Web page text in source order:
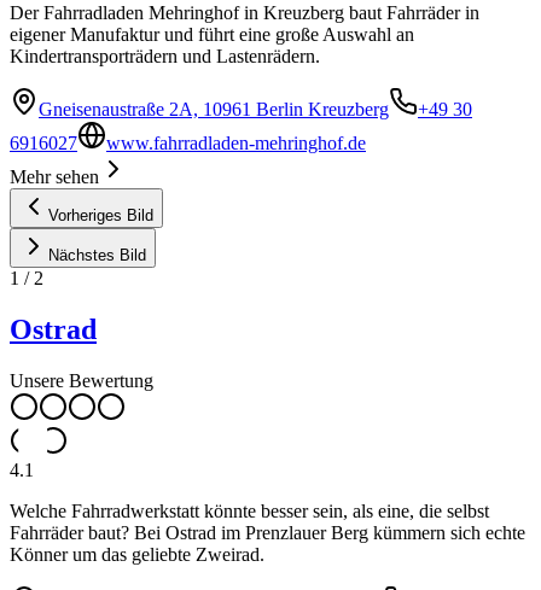
Der Fahrradladen Mehringhof in Kreuzberg baut Fahrräder in
eigener Manufaktur und führt eine große Auswahl an
Kindertransporträdern und Lastenrädern.
Gneisenaustraße 2A, 10961 Berlin Kreuzberg
+49 30
6916027
www.fahrradladen-mehringhof.de
Mehr sehen
Vorheriges Bild
Nächstes Bild
1 / 2
Ostrad
Unsere Bewertung
4.1
Welche Fahrradwerkstatt könnte besser sein, als eine, die selbst
Fahrräder baut? Bei Ostrad im Prenzlauer Berg kümmern sich echte
Könner um das geliebte Zweirad.